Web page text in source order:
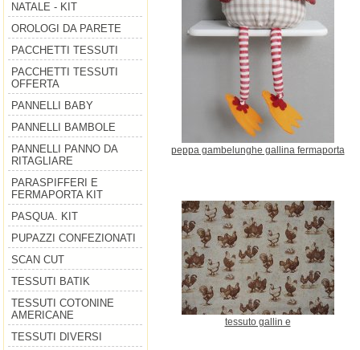
NATALE - KIT
OROLOGI DA PARETE
PACCHETTI TESSUTI
PACCHETTI TESSUTI
OFFERTA
PANNELLI BABY
PANNELLI BAMBOLE
PANNELLI PANNO DA
RITAGLIARE
PARASPIFFERI E
FERMAPORTA KIT
PASQUA. KIT
PUPAZZI CONFEZIONATI
SCAN CUT
TESSUTI BATIK
TESSUTI COTONINE
AMERICANE
TESSUTI DIVERSI
peppa gambelunghe gallina fermaporta
tessuto gallin e